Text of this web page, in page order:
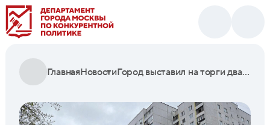
ГлавнаяНовости Город выставил на торги два помещения для бизнеса на Алтуфьевском шоссе